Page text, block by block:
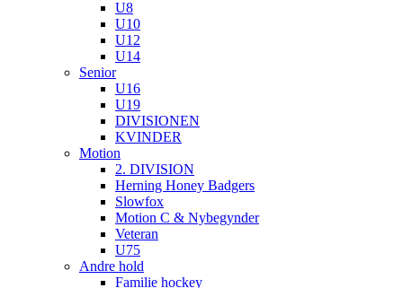
U8
U10
U12
U14
Senior
U16
U19
DIVISIONEN
KVINDER
Motion
2. DIVISION
Herning Honey Badgers
Slowfox
Motion C & Nybegynder
Veteran
U75
Andre hold
Familie hockey